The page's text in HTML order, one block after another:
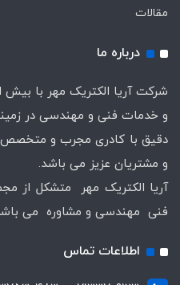
مقالات
درباره ما
و خدمات فنی و مهندسی در
دقیق با کادری مجرب و متخصص
و مشتریان عزیز می باشد.
آریا الکتریک مهر متشکل از
فنی مهندسی و مشاوره می
اطلاعات تماس